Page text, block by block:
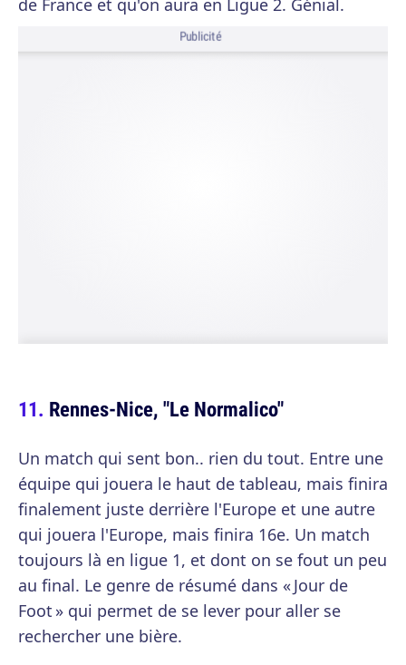
de France et qu'on aura en Ligue 2. Génial.
Publicité
Rennes-Nice, "Le Normalico"
Un match qui sent bon.. rien du tout. Entre une
équipe qui jouera le haut de tableau, mais finira
finalement juste derrière l'Europe et une autre
qui jouera l'Europe, mais finira 16e. Un match
toujours là en ligue 1, et dont on se fout un peu
au final. Le genre de résumé dans « Jour de
Foot » qui permet de se lever pour aller se
rechercher une bière.